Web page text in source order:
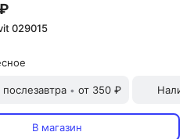
029015
послезавтра • от 350 ₽
В магазин